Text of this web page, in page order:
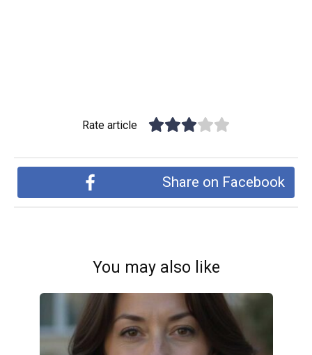
Rate article
Share on Facebook
You may also like